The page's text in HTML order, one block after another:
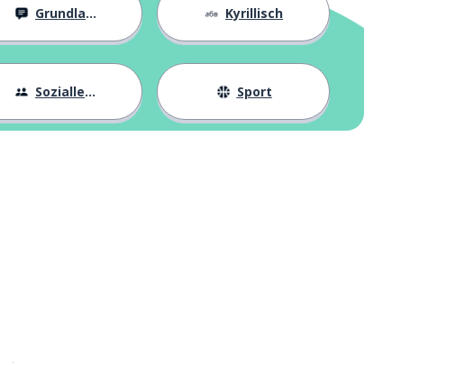
Grundlagen Kyrillisch
Sozialleben Sport